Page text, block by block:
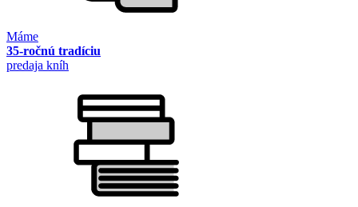
Máme
35-ročnú tradíciu
predaja kníh